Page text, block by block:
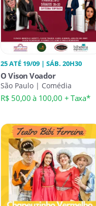
25 ATÉ 19/09 | SÁB. 20H30
O Vison Voador
São Paulo | Comédia
R$ 50,00 à 100,00 + Taxa*